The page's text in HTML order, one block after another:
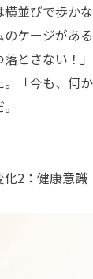
横並びで歩か
のケージがあ
落とさない！
。「今も、何
化2：健康意識